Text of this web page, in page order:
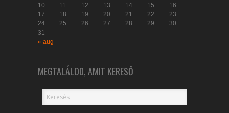
10
11 12 13 14 15
16
17
18 19 20 21 22
23
24
25 26 27 28 29
30
31
« aug
MEGTALÁLOD, AMIT KERESŐ